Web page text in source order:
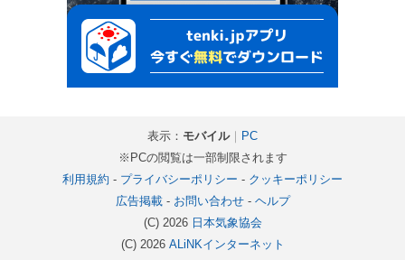
表示： モバイル｜
PC
※PCの閲覧は一部制限されます
利用規約 - プライバシーポリシー - クッキーポリシー
広告掲載- お問い合わせ- ヘルプ
(C) 2026 日本気象協会
(C) 2026 ALiNKインターネット